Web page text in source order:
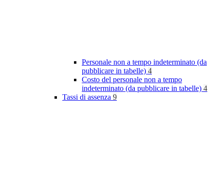
Personale non a tempo indeterminato (da
pubblicare in tabelle) 4
Costo del personale non a tempo
indeterminato (da pubblicare in tabelle) 4
Tassi di assenza 9